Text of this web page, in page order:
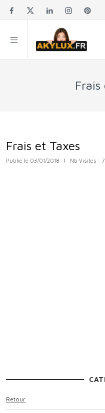
Frais
Frais et Taxes
Publié le 03/01/2018 | Nb Visites :
Retour